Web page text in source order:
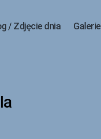
/ Zdjęcie dnia Galerie